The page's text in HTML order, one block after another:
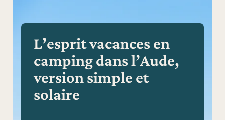
L’esprit vacances en
camping dans l’Aude,
version simple et
solaire